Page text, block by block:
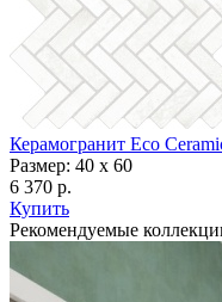
Керамогранит Eco
Размер: 40 x 60
6 370 р.
Купить
Рекомендуемые